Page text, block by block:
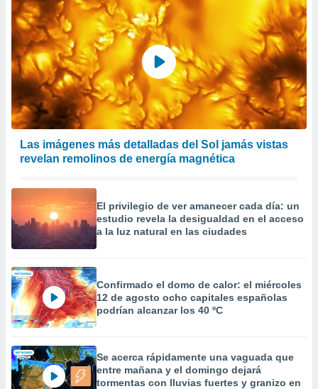
Las imágenes más detalladas del Sol jamás vistas
revelan remolinos de energía magnética
El privilegio de ver amanecer cada día: un
estudio revela la desigualdad en el acceso
a la luz natural en las ciudades
Confirmado el domo de calor: el miércoles
12 de agosto ocho capitales españolas
podrían alcanzar los 40 ºC
Se acerca rápidamente una vaguada que
entre mañana y el domingo dejará
tormentas con lluvias fuertes y granizo en